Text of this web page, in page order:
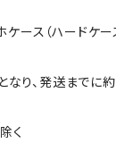
ス（ハードケー
なり、発送までに
く